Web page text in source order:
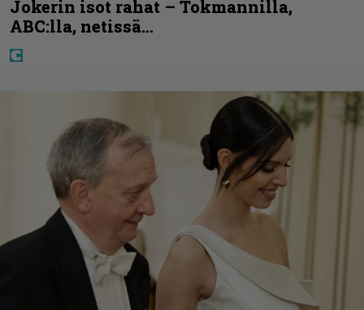
Jokerin isot rahat – Tokmannilla,
ABC:lla, netissä…